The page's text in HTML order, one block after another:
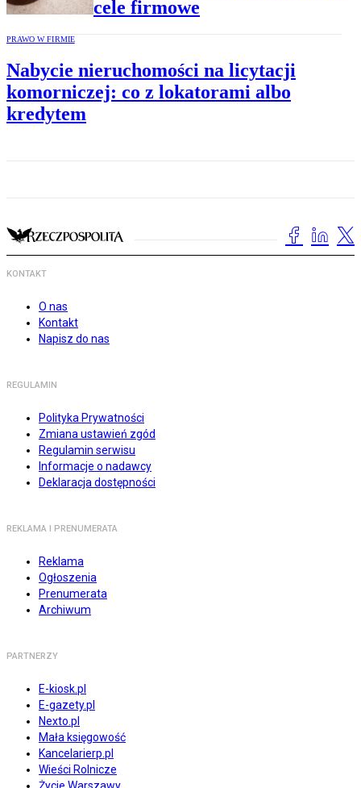
cele firmowe
PRAWO W FIRMIE
Nabycie nieruchomości na licytacji
komorniczej: co z lokatorami albo
kredytem
KONTAKT
O nas
Kontakt
Napisz do nas
REGULAMIN
Polityka Prywatności
Zmiana ustawień zgód
Regulamin serwisu
Informacje o nadawcy
Deklaracja dostępności
REKLAMA I PRENUMERATA
Reklama
Ogłoszenia
Prenumerata
Archiwum
PARTNERZY
E-kiosk.pl
E-gazety.pl
Nexto.pl
Mała księgowość
Kancelarierp.pl
Wieści Rolnicze